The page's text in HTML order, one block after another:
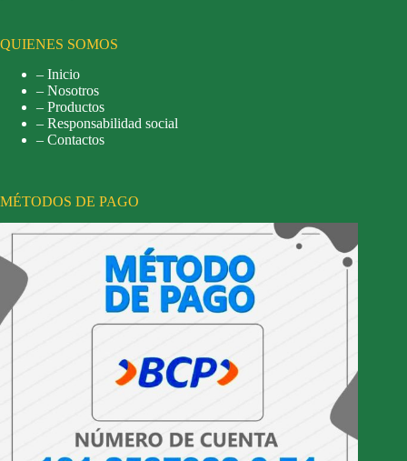
QUIENES SOMOS
– Inicio
– Nosotros
– Productos
– Responsabilidad social
– Contactos
MÉTODOS DE PAGO